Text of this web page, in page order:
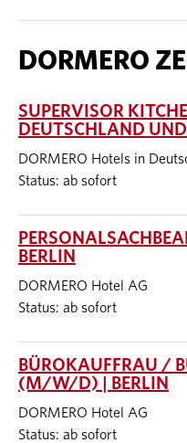
DORMERO
SUPERVISOR
DEUTSCHLAND
DORMERO Hotels in
Status: ab sofort
BERLIN
DORMERO Hotel AG
Status: ab sofort
BÜROKAUFFRAU /
(M/W/D) | BERLIN
DORMERO Hotel AG
Status: ab sofort